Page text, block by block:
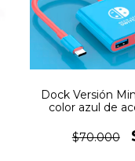
Dock Versión
color azul de
$70.000